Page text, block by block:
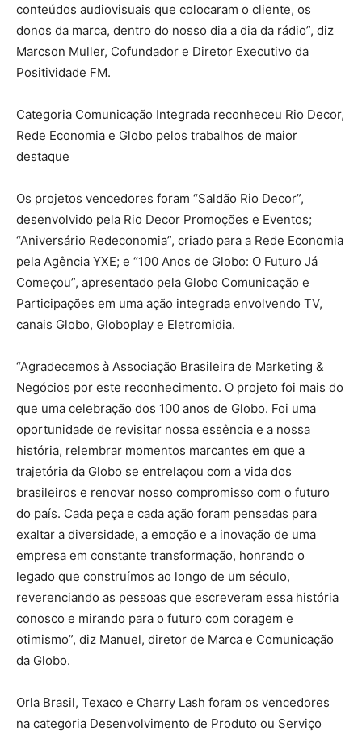
conteúdos audiovisuais que colocaram o cliente, os
donos da marca, dentro do nosso dia a dia da rádio”, diz
Marcson Muller, Cofundador e Diretor Executivo da
Positividade FM.
Categoria Comunicação Integrada reconheceu Rio Decor,
Rede Economia e Globo pelos trabalhos de maior
destaque
Os projetos vencedores foram “Saldão Rio Decor”,
desenvolvido pela Rio Decor Promoções e Eventos;
“Aniversário Redeconomia”, criado para a Rede Economia
pela Agência YXE; e “100 Anos de Globo: O Futuro Já
Começou”, apresentado pela Globo Comunicação e
Participações em uma ação integrada envolvendo TV,
canais Globo, Globoplay e Eletromidia.
“Agradecemos à Associação Brasileira de Marketing &
Negócios por este reconhecimento. O projeto foi mais do
que uma celebração dos 100 anos de Globo. Foi uma
oportunidade de revisitar nossa essência e a nossa
história, relembrar momentos marcantes em que a
trajetória da Globo se entrelaçou com a vida dos
brasileiros e renovar nosso compromisso com o futuro
do país. Cada peça e cada ação foram pensadas para
exaltar a diversidade, a emoção e a inovação de uma
empresa em constante transformação, honrando o
legado que construímos ao longo de um século,
reverenciando as pessoas que escreveram essa história
conosco e mirando para o futuro com coragem e
otimismo”, diz Manuel, diretor de Marca e Comunicação
da Globo.
Orla Brasil, Texaco e Charry Lash foram os vencedores
na categoria Desenvolvimento de Produto ou Serviço